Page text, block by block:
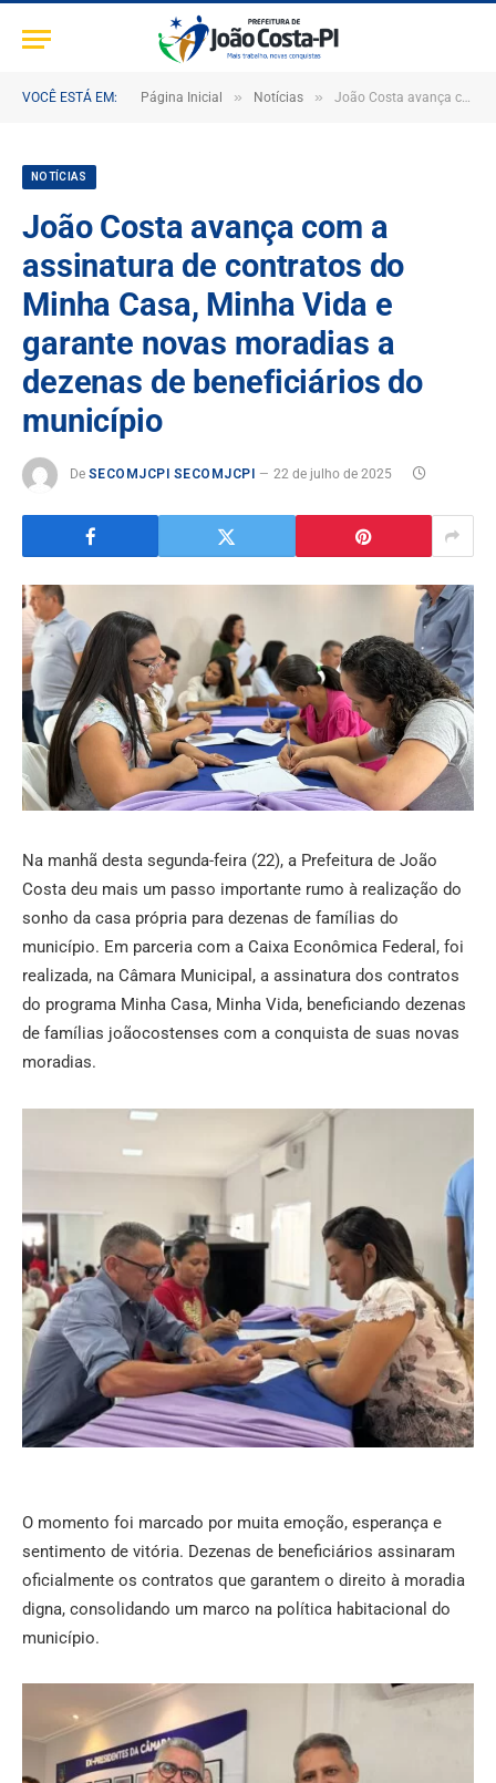
VOCÊ ESTÁ EM: Página Inicial » Notícias » João Costa avança com a assinatura de contratos do Minha Casa, Minha Vida e garante novas moradias a dezenas de beneficiários do município
NOTÍCIAS
João Costa avança com a
assinatura de contratos do
Minha Casa, Minha Vida e
garante novas moradias a
dezenas de beneficiários do
município
De SECOMJCPI SECOMJCPI 22 de julho de 2025
Na manhã desta segunda-feira (22), a Prefeitura de João
Costa deu mais um passo importante rumo à realização do
sonho da casa própria para dezenas de famílias do
município. Em parceria com a Caixa Econômica Federal, foi
realizada, na Câmara Municipal, a assinatura dos contratos
do programa Minha Casa, Minha Vida, beneficiando dezenas
de famílias joãocostenses com a conquista de suas novas
moradias.
O momento foi marcado por muita emoção, esperança e
sentimento de vitória. Dezenas de beneficiários assinaram
oficialmente os contratos que garantem o direito à moradia
digna, consolidando um marco na política habitacional do
município.